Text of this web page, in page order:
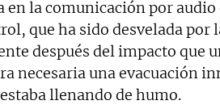
en la comunicación por
que ha sido desvelada
después del impacto que
necesaria una evacuación
llenando de humo.